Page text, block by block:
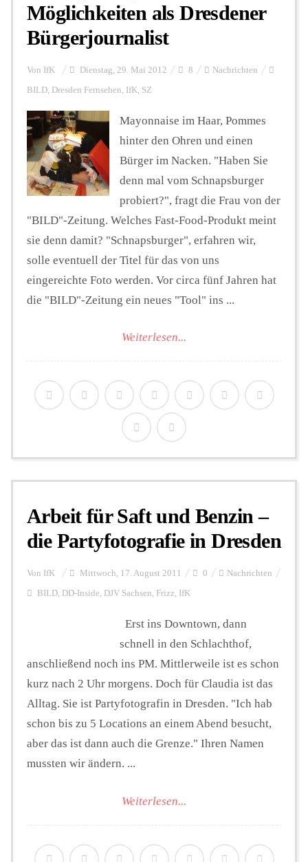
Möglichkeiten als Dresdener
Bürgerjournalist
Von IfK Dienstag, 29. Mai 2012 8 Nachrichten
BILD, Dresden Fernsehen, IfK, SZ
Mayonnaise im Haar, Pommes
hinter den Ohren und einen
Bürger im Nacken. "Haben Sie
denn mal vom Schnapsburger
probiert?", fragt die Frau von der
"BILD"-Zeitung. Welches Fast-Food-Produkt meint
sie denn damit? "Schnapsburger", erfahren wir,
solle eventuell der Titel für das von uns
eingereichte Foto werden. Vor circa fünf Jahren hat
die "BILD"-Zeitung ein neues "Tool" ins ...
Weiterlesen...
Arbeit für Saft und Benzin –
die Partyfotografie in Dresden
Von IfK Mittwoch, 17. August 2011 0 Nachrichten
BILD, DD-Inside, DJV Sachsen, Frizz, IfK
Erst ins Downtown, dann
schnell in den Schlachthof,
anschließend noch ins PM. Mittlerweile ist es schon
kurz nach 2 Uhr morgens. Doch für Claudia ist das
Alltag. Sie ist Partyfotografin in Dresden. "Ich hab
schon bis zu 5 Locations an einem Abend besucht,
aber das ist dann auch die Grenze." Ihren Namen
mussten wir ändern. ...
Weiterlesen...